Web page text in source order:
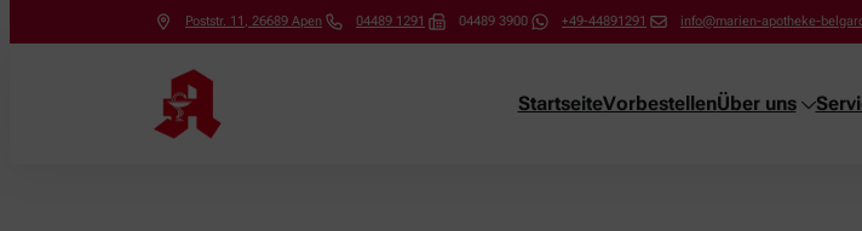
Poststr. 11 , 26689 Apen 04489 1291 04489 3900 +49-44891291 info@marien-apotheke-
StartseiteVorbestellenÜber uns